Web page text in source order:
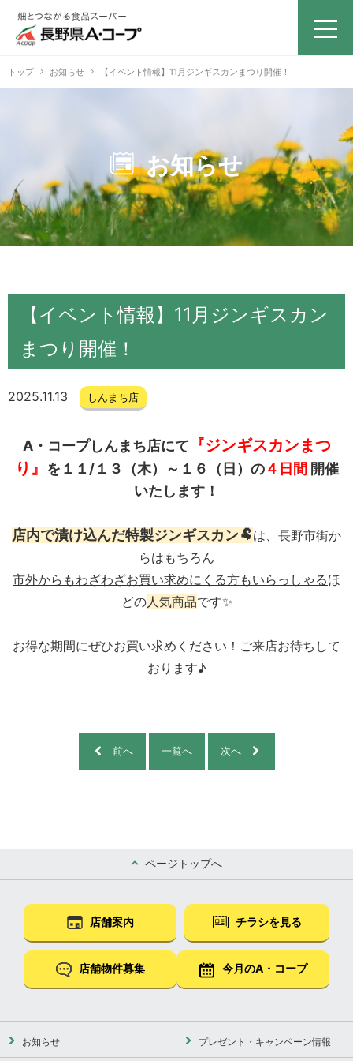
トップ お知らせ 【イベント情報】11月ジンギスカンまつり開催！
お知らせ
【イベント情報】11月ジンギスカン
まつり開催！
2025.11.13 しんまち店
A・コープしんまち店にて 『ジンギスカンまつ
り』
を１１ /１３ （木）～１６（日）の４ 日間 開催
いたします！
店内で漬け込んだ特製ジンギスカン🐏は、長野市街か
らはもちろん
市外からもわざわざお買い求めにくる方もいらっしゃるほ
どの人気商品です✨
お得な期間にぜひお買い求めください！ご来店お待ちして
おります♪
前へ 一覧へ 次へ
ページトップへ
店舗案内 チラシを見る
店舗物件募集 今月のA・コープ
お知らせ プレゼント・キャンペーン情報